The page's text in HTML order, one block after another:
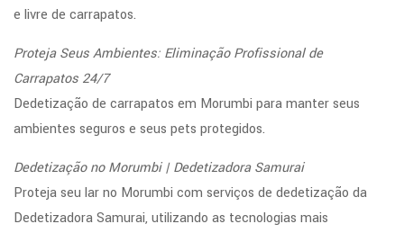
e livre de carrapatos.
Proteja Seus Ambientes: Eliminação Profissional de
Carrapatos 24/7
Dedetização de carrapatos em Morumbi para manter seus
ambientes seguros e seus pets protegidos.
Dedetização no Morumbi | Dedetizadora Samurai
Proteja seu lar no Morumbi com serviços de dedetização da
Dedetizadora Samurai, utilizando as tecnologias mais